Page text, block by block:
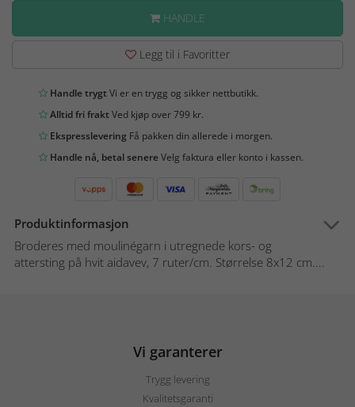
HANDLE
Legg til i Favoritter
Handle trygtVi er en trygg og sikker nettbutikk.
Alltid fri fraktVed kjøp over 799 kr.
Ekspresslevering Få pakken din allerede i morgen.
Handle nå, betal senereVelg faktura eller konto i kassen.
Produktinformasjon
Broderes med moulinégarn i utregnede kors- og
attersting på hvit aidavev, 7 ruter/cm. Størrelse 8x12 cm....
Vi garanterer
Trygg levering
Kvalitetsgaranti